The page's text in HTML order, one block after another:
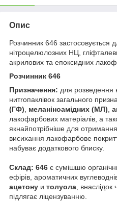
Опис
Розчинник 646 застосовується
нітроцелюлозних НЦ,
акрилових та епоксидних
Розчинник 646
Призначення: для розведення
нитroпаклівок загального
(ГФ)
меланіноамідних (МЛ)
лакофарбових матеріалів, а
якнайпотрібніше для отримання
висихання лакофарбове
набуває додаткового блиску.
Склад: 646 є сумішшю
ефірів, ароматичних
ацетону и толуола ,
підлягає ліцензуванню.